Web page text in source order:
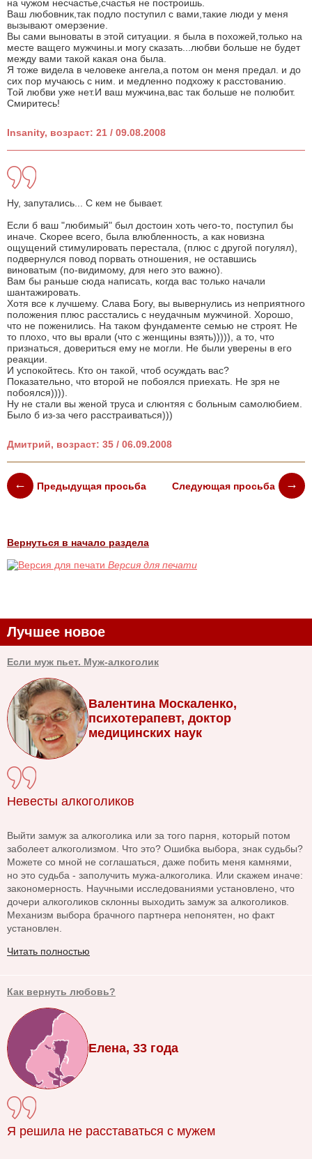
на чужом несчастье,счастья не построишь.
Ваш любовник,так подло поступил с вами,такие люди у меня
вызывают омерзение.
Вы сами выноваты в этой ситуации. я была в похожей,только на
месте ващего мужчины.и могу сказать...любви больше не будет
между вами такой какая она была.
Я тоже видела в человеке ангела,а потом он меня предал. и до
сих пор мучаюсь с ним. и медленно подхожу к расстованию.
Той любви уже нет.И ваш мужчина,вас так больше не полюбит.
Смиритесь!
Insanity, возраст: 21 / 09.08.2008
Ну, запутались... С кем не бывает.
Если б ваш "любимый" был достоин хоть чего-то, поступил бы
иначе. Скорее всего, была влюбленность, а как новизна
ощущений стимулировать перестала, (плюс с другой погулял),
подвернулся повод порвать отношения, не оставшись
виноватым (по-видимому, для него это важно).
Вам бы раньше сюда написать, когда вас только начали
шантажировать.
Хотя все к лучшему. Слава Богу, вы вывернулись из неприятного
положения плюс расстались с неудачным мужчиной. Хорошо,
что не поженились. На таком фундаменте семью не строят. Не
то плохо, что вы врали (что с женщины взять))))), а то, что
признаться, довериться ему не могли. Не были уверены в его
реакции.
И успокойтесь. Кто он такой, чтоб осуждать вас?
Показательно, что второй не побоялся приехать. Не зря не
побоялся)))).
Ну не стали вы женой труса и слюнтяя с больным самолюбием.
Было б из-за чего расстраиваться)))
Дмитрий, возраст: 35 / 06.09.2008
Предыдущая просьба Следующая просьба
Вернуться в начало раздела
Версия для печати
Лучшее новое
Если муж пьет. Муж-алкоголик
Валентина Москаленко,
психотерапевт, доктор
медицинских наук
Невесты алкоголиков
Выйти замуж за алкоголика или за того парня, который потом
заболеет алкоголизмом. Что это? Ошибка выбора, знак судьбы?
Можете со мной не соглашаться, даже побить меня камнями,
но это судьба - заполучить мужа-алкоголика. Или скажем иначе:
закономерность. Научными исследованиями установлено, что
дочери алкоголиков склонны выходить замуж за алкоголиков.
Механизм выбора брачного партнера непонятен, но факт
установлен.
Читать полностью
Как вернуть любовь?
Елена, 33 года
Я решила не расставаться с мужем